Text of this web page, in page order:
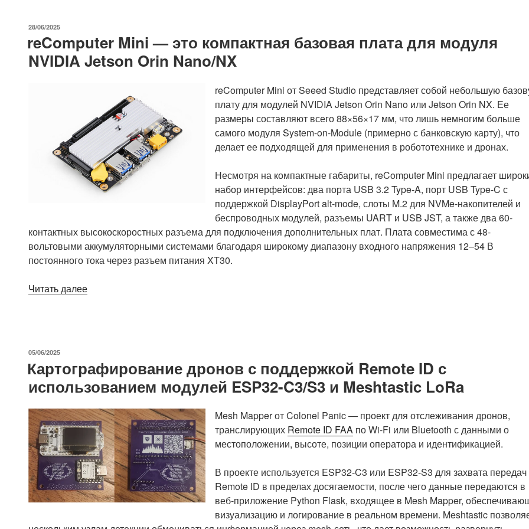
S3
с
ОПУБЛИКОВАНО
28/06/2025
reComputer Mini — это компактная базовая плата для модуля
NVIDIA Jetson Orin Nano/NX
reComputer Mini от Seeed Studio представляет собой небольшую
плату для модулей NVIDIA Jetson Orin Nano или Jetson Orin NX. Ее
размеры составляют всего 88×56×17 мм, что лишь немногим больше
самого модуля System-on-Module (примерно с банковскую карту), что
делает ее подходящей для применения в робототехнике и дронах.
Несмотря на компактные габариты, reComputer Mini предлагает
набор интерфейсов: два порта USB 3.2 Type-A, порт USB Type-C с
поддержкой DisplayPort alt-mode, слоты M.2 для NVMe-накопителей и
беспроводных модулей, разъемы UART и USB JST, а также два 60-
контактных высокоскоростных разъема для подключения дополнительных плат. Плата совместима с 48-
вольтовыми аккумуляторными системами благодаря широкому диапазону входного напряжения 12–54 В
постоянного тока через разъем питания XT30.
Читать далее«reComputer
плата
для
NVIDIA
Jetson
Orin
Nano/NX»
ОПУБЛИКОВАНО
05/06/2025
Картографирование дронов с поддержкой Remote ID с
использованием модулей ESP32-C3/S3 и Meshtastic LoRa
Mesh Mapper от Colonel Panic — проект для отслеживания дронов,
транслирующих Remote ID FAA по Wi-Fi или Bluetooth с данными о
местоположении, высоте, позиции оператора и идентификацией.
В проекте используется ESP32-C3 или ESP32-S3 для захвата передач
Remote ID в пределах досягаемости, после чего данные передаются в
веб-приложение Python Flask, входящее в Mesh Mapper,
визуализацию и логирование в реальном времени. Meshtastic